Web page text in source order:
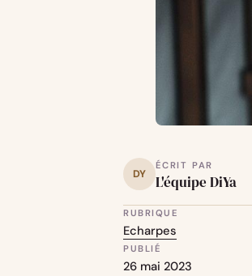
DY
ÉCRIT PAR
L'équipe DiYa
RUBRIQUE
Echarpes
PUBLIÉ
26 mai 2023